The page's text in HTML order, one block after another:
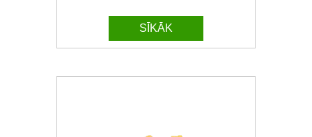
SĪKĀK